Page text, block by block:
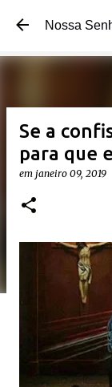
Nossa
Se a
para que
em janeiro 09, 2019